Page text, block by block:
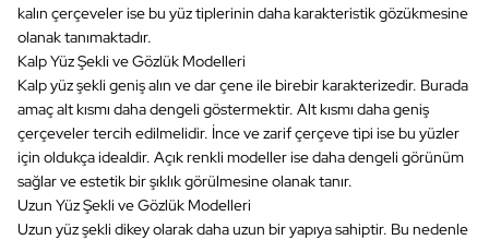
kalın çerçeveler ise bu yüz tiplerinin daha karakteristik gözükmesine
olanak tanımaktadır.
Kalp Yüz Şekli ve Gözlük Modelleri
Kalp yüz şekli geniş alın ve dar çene ile birebir karakterizedir. Burada
amaç alt kısmı daha dengeli göstermektir. Alt kısmı daha geniş
çerçeveler tercih edilmelidir. İnce ve zarif çerçeve tipi ise bu yüzler
için oldukça idealdir. Açık renkli modeller ise daha dengeli görünüm
sağlar ve estetik bir şıklık görülmesine olanak tanır.
Uzun Yüz Şekli ve Gözlük Modelleri
Uzun yüz şekli dikey olarak daha uzun bir yapıya sahiptir. Bu nedenle